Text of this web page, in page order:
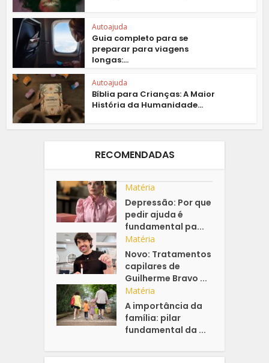
Autoajuda
Guia completo para se
preparar para viagens
longas:...
Autoajuda
Bíblia para Crianças: A Maior
História da Humanidade...
RECOMENDADAS
Matéria
Depressão: Por que
pedir ajuda é
fundamental pa...
Matéria
Novo: Tratamentos
capilares de
Guilherme Bravo ...
Matéria
A importância da
família: pilar
fundamental da ...